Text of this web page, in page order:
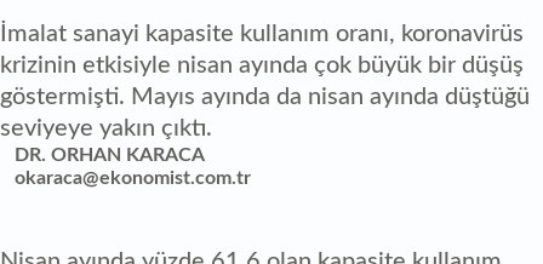
İmalat sanayi kapasite kullanım oranı, koronavirüs
krizinin etkisiyle nisan ayında çok büyük bir düşüş
göstermişti. Mayıs ayında da nisan ayında düştüğü
seviyeye yakın çıktı.
DR. ORHAN KARACA
okaraca@ekonomist.com.tr